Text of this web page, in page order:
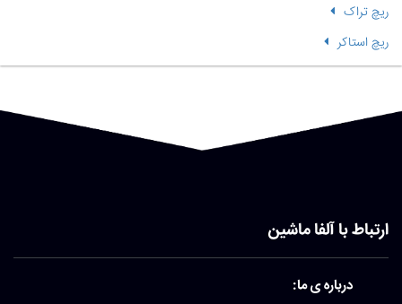
ریچ تراک
ریچ استاکر
ارتباط با آلفا ماشین
درباره ی ما: